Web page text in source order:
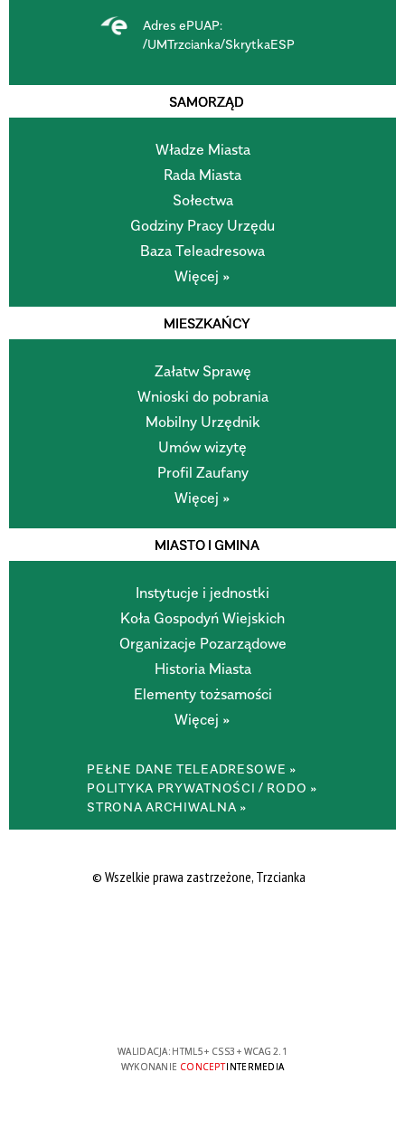
Adres ePUAP:
/UMTrzcianka/SkrytkaESP
SAMORZĄD
Władze Miasta
Rada Miasta
Sołectwa
Godziny Pracy Urzędu
Baza Teleadresowa
Więcej »
MIESZKAŃCY
Załatw Sprawę
Wnioski do pobrania
Mobilny Urzędnik
Umów wizytę
Profil Zaufany
Więcej »
MIASTO I GMINA
Instytucje i jednostki
Koła Gospodyń Wiejskich
Organizacje Pozarządowe
Historia Miasta
Elementy tożsamości
Więcej »
PEŁNE DANE TELEADRESOWE »
POLITYKA PRYWATNOŚCI / RODO »
STRONA ARCHIWALNA »
© Wszelkie prawa zastrzeżone, Trzcianka
WALIDACJA: HTML5+ CSS3 + WCAG 2.1
WYKONANIE CONCEPTINTERMEDIA